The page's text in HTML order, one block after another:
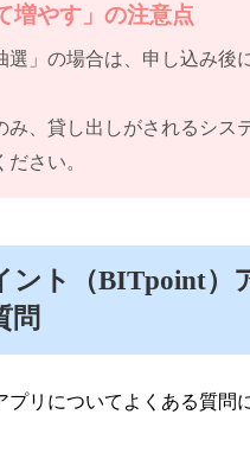
増やす」の注意点
選」の場合は、申し込み後
み、貸し出しがされるシス
さい。
ント（BITpoint）
問
プリについてよくある質問